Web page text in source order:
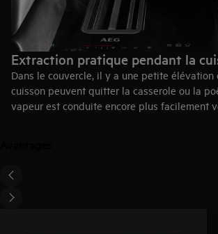
Extraction pratique pendant la
Dans le couvercle, il y a une petite élévation
cuisson peuvent quitter la casserole ou la
vapeur est conduite encore plus facilement
extraction intégrée.